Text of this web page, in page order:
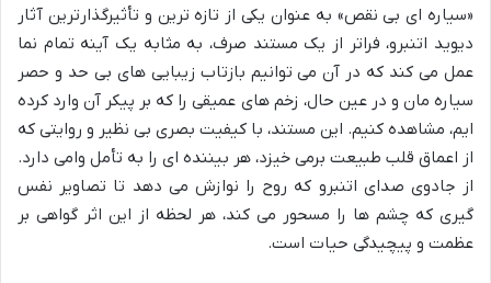
«سیاره ای بی نقص» به عنوان یکی از تازه ترین و تأثیرگذارترین آثار
دیوید اتنبرو، فراتر از یک مستند صرف، به مثابه یک آینه تمام نما
عمل می کند که در آن می توانیم بازتاب زیبایی های بی حد و حصر
سیاره مان و در عین حال، زخم های عمیقی را که بر پیکر آن وارد کرده
ایم، مشاهده کنیم. این مستند، با کیفیت بصری بی نظیر و روایتی که
از اعماق قلب طبیعت برمی خیزد، هر بیننده ای را به تأمل وامی دارد.
از جادوی صدای اتنبرو که روح را نوازش می دهد تا تصاویر نفس
گیری که چشم ها را مسحور می کند، هر لحظه از این اثر گواهی بر
عظمت و پیچیدگی حیات است.